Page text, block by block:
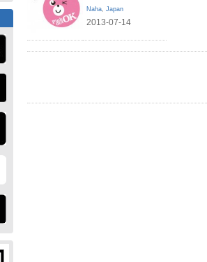
Naha, Japan
2013-07-14